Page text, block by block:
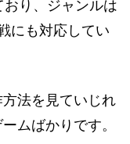
り、ジャンルは
にも対応してい
法を見ていじれ
ムばかりです。